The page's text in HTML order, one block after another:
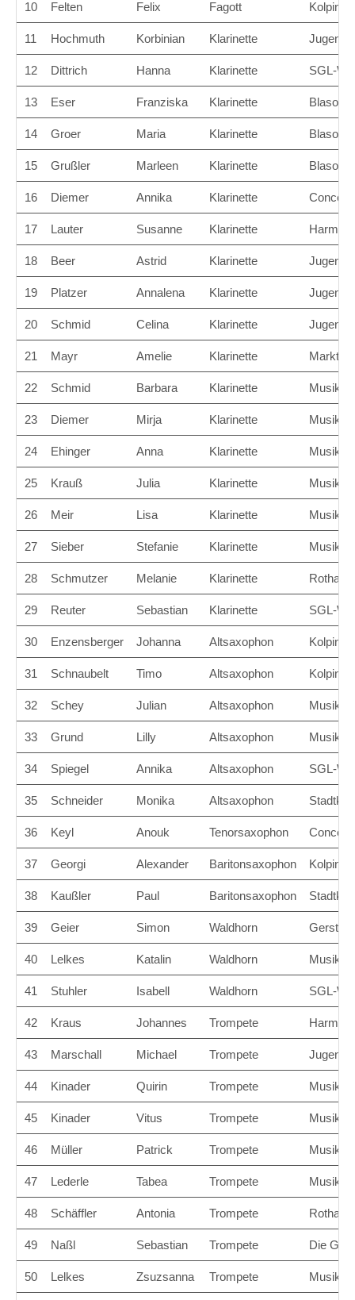
10 Felten Felix Fagott
11 Hochmuth Korbinian Klarinette
12 Dittrich Hanna Klarinette SGL-
13 Eser Franziska Klarinette
14 Groer Maria Klarinette
15 Grußler Marleen Klarinette
16 Diemer Annika Klarinette Concert
17 Lauter Susanne Klarinette
18 Beer Astrid Klarinette
19 Platzer Annalena Klarinette
20 Schmid Celina Klarinette
21 Mayr Amelie Klarinette
22 Schmid Barbara Klarinette
23 Diemer Mirja Klarinette
24 Ehinger Anna Klarinette
25 Krauß Julia Klarinette
26 Meir Lisa Klarinette
27 Sieber Stefanie Klarinette
28 Schmutzer Melanie Klarinette
29 Reuter Sebastian Klarinette SGL-
30 Enzensberger Johanna Altsaxophon
31 Schnaubelt Timo Altsaxophon
32 Schey Julian Altsaxophon
33 Grund Lilly Altsaxophon
34 Spiegel Annika Altsaxophon SGL-
35 Schneider Monika Altsaxophon
36 Keyl Anouk Tenorsaxophon Concert
37 Georgi Alexander Baritonsaxophon
38 Kaußler Paul Baritonsaxophon
39 Geier Simon Waldhorn
40 Lelkes Katalin Waldhorn
41 Stuhler Isabell Waldhorn SGL-
42 Kraus Johannes Trompete
43 Marschall Michael Trompete
44 Kinader Quirin Trompete
45 Kinader Vitus Trompete
46 Müller Patrick Trompete
47 Lederle Tabea Trompete
48 Schäffler Antonia Trompete
49 Naßl Sebastian Trompete Die
50 Lelkes Zsuzsanna Trompete